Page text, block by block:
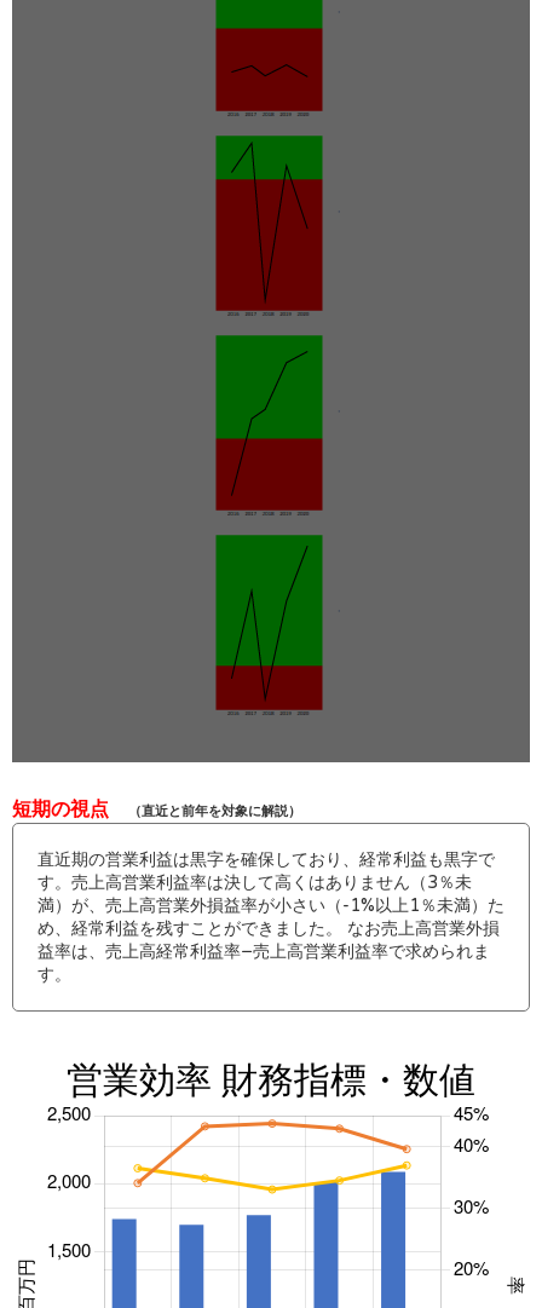
短期の視点 （直近と前年を対象に解説）
直近期の営業利益は黒字を確保しており、経常利益も黒字で
す。売上高営業利益率は決して高くはありません（3％未
満）が、売上高営業外損益率が小さい（-1%以上1％未満）た
め、経常利益を残すことができました。 なお売上高営業外損
益率は、売上高経常利益率−売上高営業利益率で求められま
す。